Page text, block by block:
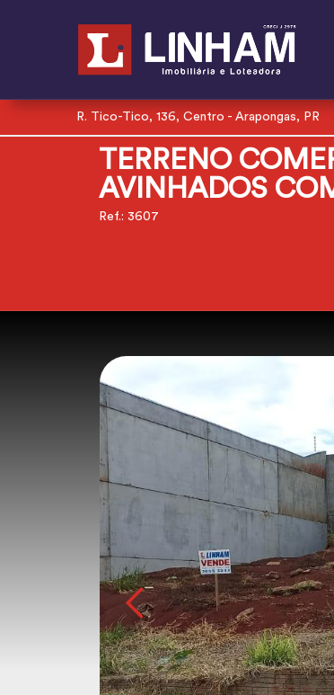
R. Tico-Tico, 136, Centro - Arapongas, PR
TERRENO
AVINHADOS
Ref.: 3607